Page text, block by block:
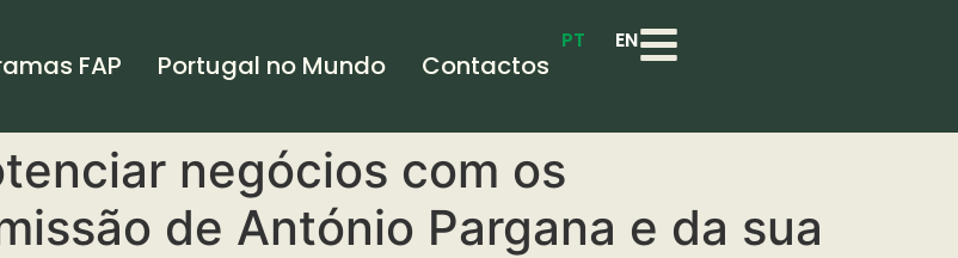
FAP Portugal no Mundo Contactos
PT EN
negócios com os
de António Pargana e da sua